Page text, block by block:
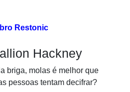
Restonic
Hackney
briga, molas é melhor que
pessoas tentam decifrar?